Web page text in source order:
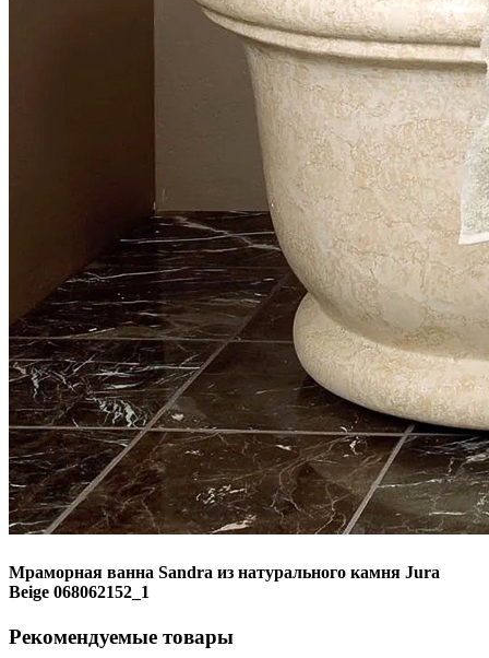
Мраморная ванна Sandra из натурального камня Jura
Beige 068062152_1
Рекомендуемые товары